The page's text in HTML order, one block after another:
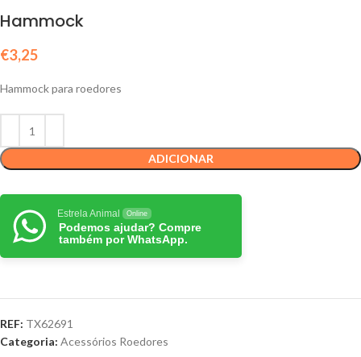
Hammock
€3,25
Hammock para roedores
ADICIONAR
Estrela Animal Online
Podemos ajudar? Compre
também por WhatsApp.
REF: TX62691
Categoria: Acessórios Roedores